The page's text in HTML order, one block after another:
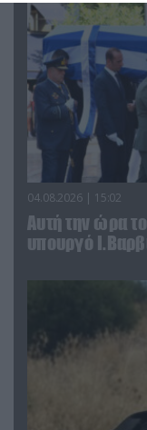
04.08.2026 | 15:02
Αυτή την ώρα
υπουργό